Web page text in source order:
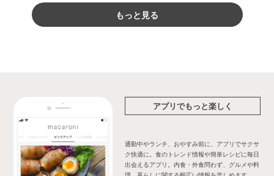
もっと見る
アプリでもっと楽しく
通勤中やランチ、おやすみ前に、アプリでサクサ
ク快適に。食のトレンド情報や簡単レシピに毎日
出会えるアプリ。内食・外食問わず、グルメや料